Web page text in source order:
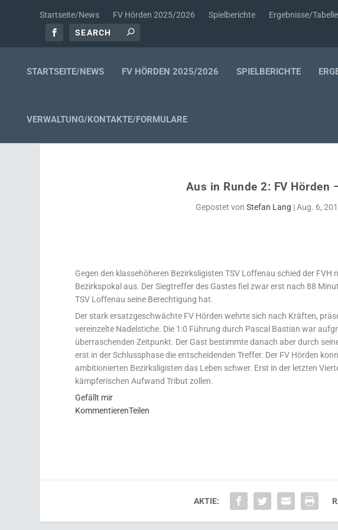
Startseite/News FV Hörden 2025/2026 Spielberichte Ergebnisse/Tabelle
STARTSEITE/NEWS FV HÖRDEN 2025/2026 SPIELBERICHTE
VERWALTUNG/KONTAKTE/FORMULARE
Aus in Runde 2: FV Hörden
Gepostet vonStefan Lang |Aug. 6,
Gegen den klassehöheren Bezirksligisten TSV Loffenau schied der
Bezirkspokal aus. Der Siegtreffer des Gastes fiel zwar erst nach 88
TSV Loffenau seine Berechtigung hat.
Der stark ersatzgeschwächte FV Hörden wehrte sich nach Kräften,
vereinzelte Nadelstiche. Die 1:0 Führung durch Pascal Bastian war
überraschenden Zeitpunkt. Der Gast bestimmte danach aber durch
erst in der Schlussphase die entscheidenden Treffer. Der FV Hörden
ambitionierten Bezirksligisten das Leben schwer. Erst in der letzten
kämpferischen Aufwand Tribut zollen.
Gefällt mir
KommentierenTeilen
AKTIE: